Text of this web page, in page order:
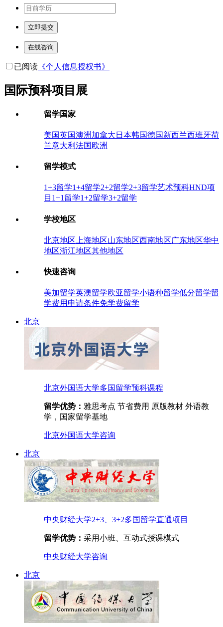
立即提交
在线咨询
已阅读 《个人信息授权书》
国际预科项目展
留学国家
美国英国澳洲 加拿大 日本韩国德国新西兰西班牙荷
兰意大利 法国欧洲
留学模式
1+3留学1+4留学2+2留学2+3留学艺术预科HND项
目 1+1留学1+2留学3+2留学
学校地区
北京地区 上海地区山东地区西南地区广东地区华中
地区浙江地区其他地区
快速咨询
美加留学英澳留学欧亚留学小语种留学低分留学留
学费用 申请条件免学费留学
北京
北京外国语大学多国留学预科课程
留学优势： 雅思考点 节省费用 原版教材 外语教
学，国家留学基地
北京外国语大学咨询
北京
中央财经大学2+3、3+2多国留学直通项目
留学优势： 采用小班、互动式授课模式
中央财经大学咨询
北京